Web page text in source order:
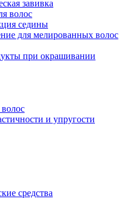
завивка
волос
седины
для мелированных волос
при окрашивании
и упругости
средства